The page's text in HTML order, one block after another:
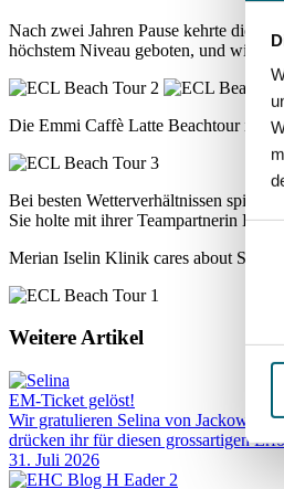
Nach zwei Jahren Pause kehrte die
höchstem Niveau geboten, und wir
Die Emmi Caffè Latte Beachtour ist in
Bei besten Wetterverhältnissen
Sie holte mit ihrer Teampartnerin
Merian Iselin Klinik cares about Sport
Weitere Artikel
EM-Ticket gelöst!
Wir gratulieren Selina von Jackowski
drücken ihr für diesen grossartigen
31. Juli 2026